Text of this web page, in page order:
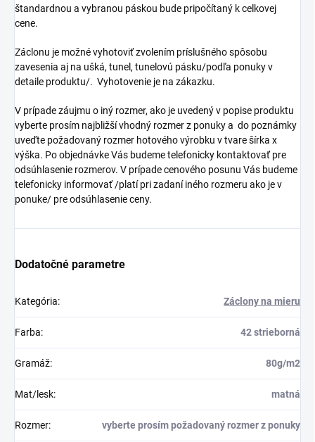
štandardnou a vybranou páskou bude pripočítaný k celkovej
cene.
Záclonu je možné vyhotoviť zvolením príslušného spôsobu
zavesenia aj na ušká, tunel, tunelovú pásku/podľa ponuky v
detaile produktu/. Vyhotovenie je na zákazku.
V prípade záujmu o iný rozmer, ako je uvedený v popise produktu
vyberte prosím najbližší vhodný rozmer z ponuky a do poznámky
uveďte požadovaný rozmer hotového výrobku v tvare šírka x
výška. Po objednávke Vás budeme telefonicky kontaktovať pre
odsúhlasenie rozmerov. V prípade cenového posunu Vás budeme
telefonicky informovať /platí pri zadaní iného rozmeru ako je v
ponuke/ pre odsúhlasenie ceny.
Dodatočné parametre
Kategória: Záclony na mieru
Farba: 42 strieborná
Gramáž: 80g/m2
Mat/lesk: matná
Rozmer: vyberte prosím požadovaný rozmer z ponuky